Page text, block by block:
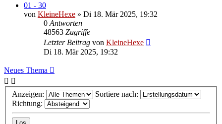
01 - 30
von KleineHexe » Di 18. Mär 2025, 19:32
0 Antworten
48563 Zugriffe
Letzter Beitrag von KleineHexe
Di 18. Mär 2025, 19:32
Neues Thema
Anzeigen:
Sortiere nach:
Richtung: